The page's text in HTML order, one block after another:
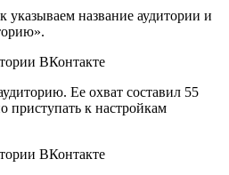
указываем название аудитории и
Ее охват составил 55
приступать к настройкам